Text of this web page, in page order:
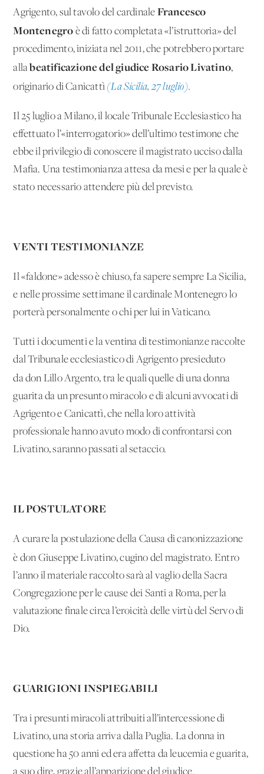
Agrigento, sul tavolo del cardinale Francesco
Montenegro è di fatto completata «l’istruttoria» del
procedimento, iniziata nel 2011, che potrebbero portare
allabeatificazione del giudice Rosario Livatino,
originario di Canicattì (La Sicilia, 27 luglio).
Il 25 luglio a Milano, il locale Tribunale Ecclesiastico ha
effettuato l’«interrogatorio» dell’ultimo testimone che
ebbe il privilegio di conoscere il magistrato ucciso dalla
Mafia. Una testimonianza attesa da mesi e per la quale è
stato necessario attendere più del previsto.
VENTI TESTIMONIANZE
Il «faldone» adesso è chiuso, fa sapere sempre La Sicilia,
e nelle prossime settimane il cardinale Montenegro lo
porterà personalmente o chi per lui in Vaticano.
Tutti i documenti e la ventina di testimonianze raccolte
dal Tribunale ecclesiastico di Agrigento presieduto
da don Lillo Argento, tra le quali quelle di una donna
guarita da un presunto miracolo e di alcuni avvocati di
Agrigento e Canicattì, che nella loro attività
professionale hanno avuto modo di confrontarsi con
Livatino, saranno passati al setaccio.
IL POSTULATORE
A curare la postulazione della Causa di canonizzazione
è don Giuseppe Livatino, cugino del magistrato. Entro
l’anno il materiale raccolto sarà al vaglio della Sacra
Congregazione per le cause dei Santi a Roma, per la
valutazione finale circa l’eroicità delle virtù del Servo di
Dio.
GUARIGIONI INSPIEGABILI
Tra i presunti miracoli attribuiti all’intercessione di
Livatino, una storia arriva dalla Puglia. La donna in
questione ha 50 anni ed era affetta da leucemia e guarita,
a suo dire, grazie all’apparizione del giudice.